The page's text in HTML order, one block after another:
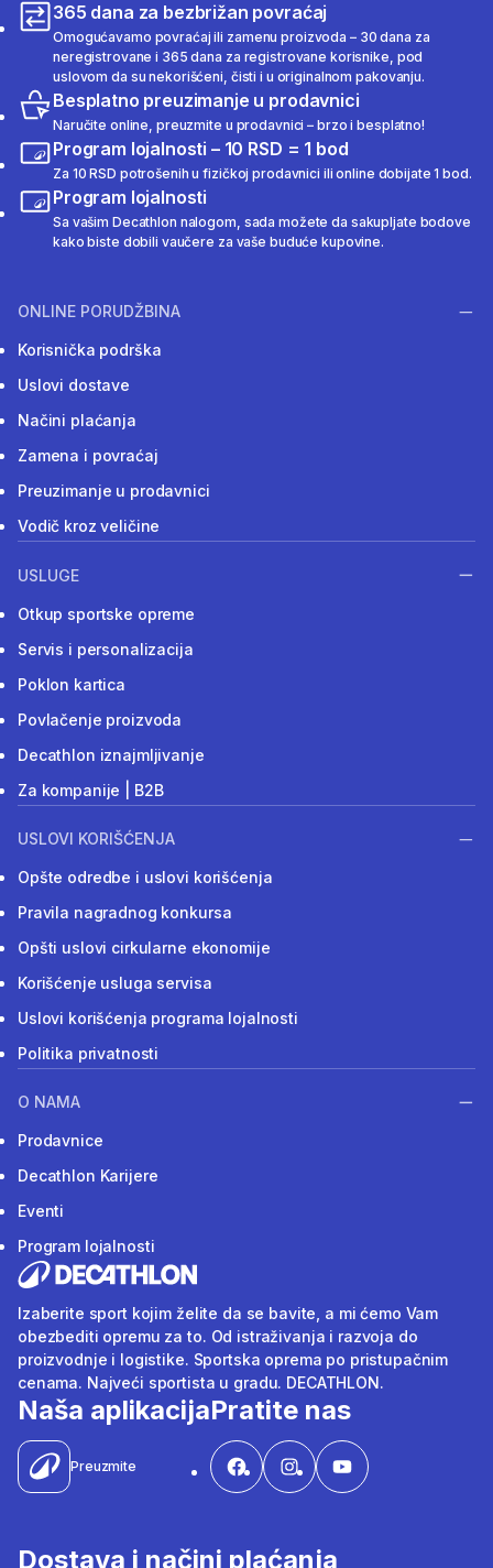
365 dana za bezbrižan povraćaj
Omogućavamo povraćaj ili zamenu proizvoda – 30 dana za
neregistrovane i 365 dana za registrovane korisnike, pod
uslovom da su nekorišćeni, čisti i u originalnom pakovanju.
Besplatno preuzimanje u prodavnici
Naručite online, preuzmite u prodavnici – brzo i besplatno!
Program lojalnosti – 10 RSD = 1 bod
Za 10 RSD potrošenih u fizičkoj prodavnici ili online dobijate 1 bod.
Program lojalnosti
Sa vašim Decathlon nalogom, sada možete da sakupljate bodove
kako biste dobili vaučere za vaše buduće kupovine.
ONLINE PORUDŽBINA
Korisnička podrška
Uslovi dostave
Načini plaćanja
Zamena i povraćaj
Preuzimanje u prodavnici
Vodič kroz veličine
USLUGE
Otkup sportske opreme
Servis i personalizacija
Poklon kartica
Povlačenje proizvoda
Decathlon iznajmljivanje
Za kompanije | B2B
USLOVI KORIŠĆENJA
Opšte odredbe i uslovi korišćenja
Pravila nagradnog konkursa
Opšti uslovi cirkularne ekonomije
Korišćenje usluga servisa
Uslovi korišćenja programa lojalnosti
Politika privatnosti
O NAMA
Prodavnice
Decathlon Karijere
Eventi
Program lojalnosti
Izaberite sport kojim želite da se bavite, a mi ćemo Vam
obezbediti opremu za to. Od istraživanja i razvoja do
proizvodnje i logistike. Sportska oprema po pristupačnim
cenama. Najveći sportista u gradu. DECATHLON.
Naša aplikacija
Preuzmite
Pratite nas
Dostava i načini plaćanja